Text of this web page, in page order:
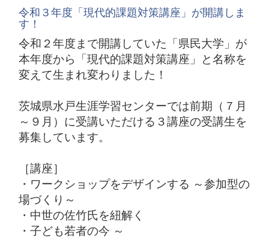
令和３年度「現代的課題対策講座」が開講しま
す！
令和２年度まで開講していた「県民大学」が
本年度から「現代的課題対策講座」と名称を
変えて生まれ変わりました！
茨城県水戸生涯学習センターでは前期（７月
～９月）に受講いただける３講座の受講生を
募集しています。
［講座］
・ワークショップをデザインする ～参加型の
場づくり～
・中世の佐竹氏を紐解く
・子ども若者の今 ～